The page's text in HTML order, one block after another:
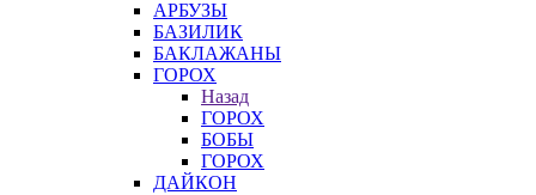
АРБУЗЫ
БАЗИЛИК
БАКЛАЖАНЫ
ГОРОХ
Назад
ГОРОХ
БОБЫ
ГОРОХ
ДАЙКОН